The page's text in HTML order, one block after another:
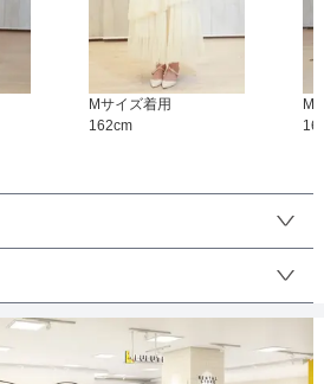
161 168
Mサイズ着用
162cm
M
んだんに使用したゴージャスな大人の
】
る生地をたっぷりと使用した透明感の
クのシアートップスにハートネック風の
ひざ下 ミモレ パンツ